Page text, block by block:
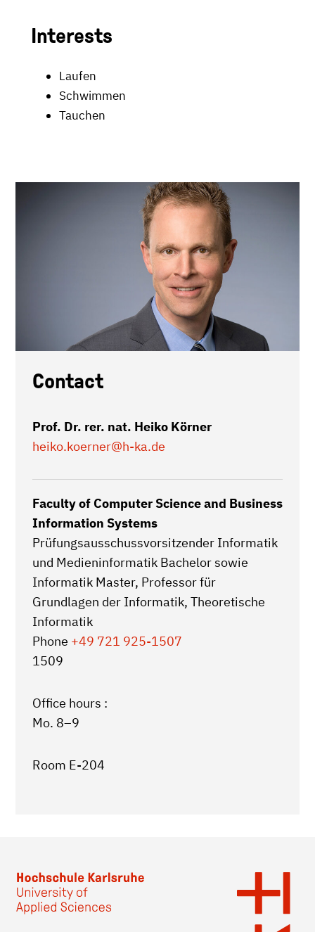
Interests
Laufen
Schwimmen
Tauchen
Contact
Prof. Dr. rer. nat. Heiko Körner
heiko.koerner@h-ka.de
Faculty of Computer Science and Business
Information Systems
Prüfungsausschussvorsitzender Informatik
und Medieninformatik Bachelor sowie
Informatik Master, Professor für
Grundlagen der Informatik, Theoretische
Informatik
Phone +49 721 925-1507
1509
Office hours :
Mo. 8–9
Room E-204